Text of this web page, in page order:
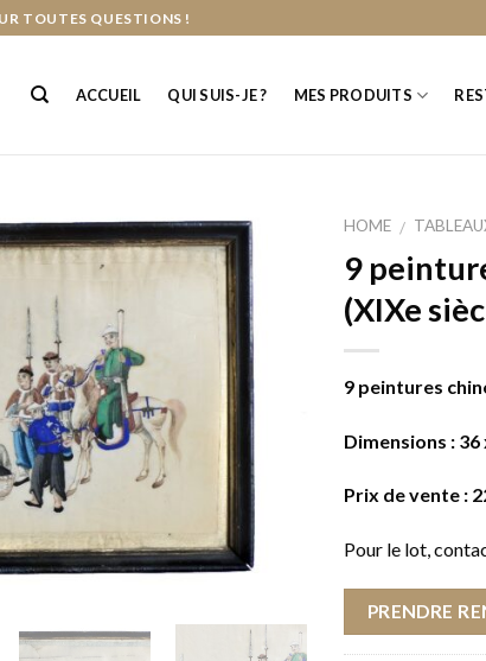
TOUTES QUESTIONS !
ACCUEIL QUI SUIS-JE ? MES PRODUITS
HOME /
9
(XIXe
9 peintures
Dimensions : 36
Prix de vente :
Pour le lot,
PRENDRE